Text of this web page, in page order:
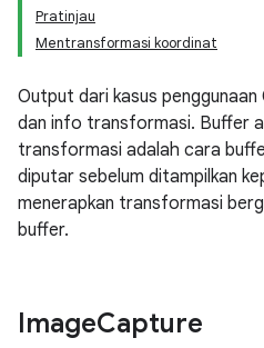
Pratinjau
Mentransformasi koordinat
Output dari kasus
dan info transformasi. Buffer
transformasi adalah cara
diputar sebelum ditampilkan
menerapkan transformasi
buffer.
ImageCapture